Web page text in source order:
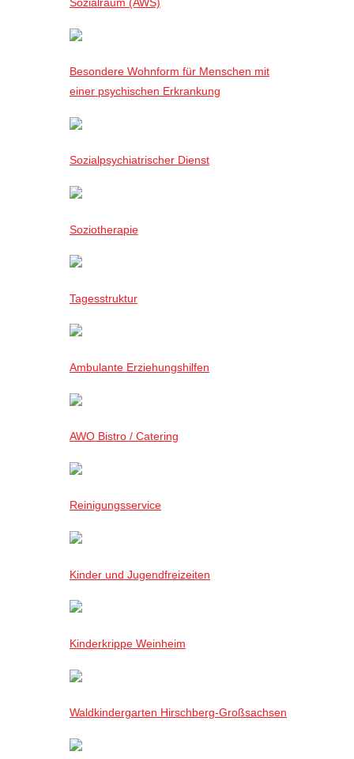
Besondere Wohnform für Menschen mit
einer psychischen Erkrankung
Sozialpsychiatrischer Dienst
Soziotherapie
Tagesstruktur
Ambulante Erziehungshilfen
AWO Bistro / Catering
Reinigungsservice
Kinder und Jugendfreizeiten
Kinderkrippe Weinheim
Waldkindergarten Hirschberg-Großsachsen